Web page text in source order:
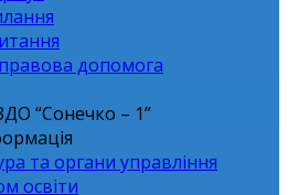
допомога
“Сонечко – 1”
та органи управління
освіти